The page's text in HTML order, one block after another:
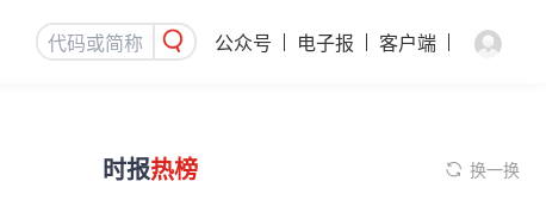
公众号 电子报 客户端
时报热榜 换一换